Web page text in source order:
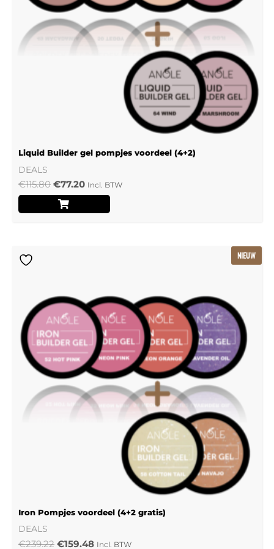
Liquid Builder gel pompjes voordeel (4+2)
DEALS
€115.80 €77.20 Incl. BTW
NIEUW
Iron Pompjes voordeel (4+2 gratis)
DEALS
€239.22 €159.48 Incl. BTW